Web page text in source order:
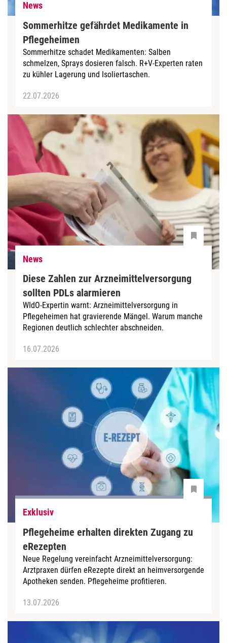
News
Sommerhitze gefährdet Medikamente in
Pflegeheimen
Sommerhitze schadet Medikamenten: Salben
schmelzen, Sprays dosieren falsch. R+V-Experten raten
zu kühler Lagerung und Isoliertaschen.
22.07.2026
News
Diese Zahlen zur Arzneimittelversorgung
sollten PDLs alarmieren
WIdO-Expertin warnt: Arzneimittelversorgung in
Pflegeheimen hat gravierende Mängel. Warum manche
Regionen deutlich schlechter abschneiden.
16.07.2026
Exklusiv
Pflegeheime erhalten direkten Zugang zu
eRezepten
Neue Regelung vereinfacht Arzneimittelversorgung:
Arztpraxen dürfen eRezepte direkt an heimversorgende
Apotheken senden. Pflegeheime profitieren.
13.07.2026